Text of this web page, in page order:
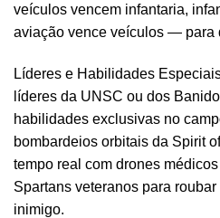
veículos vencem infantaria,
aviação vence veículos — para
Líderes e Habilidades
líderes da UNSC ou dos
habilidades exclusivas no
bombardeios orbitais da Spirit
tempo real com drones
Spartans veteranos para
inimigo.